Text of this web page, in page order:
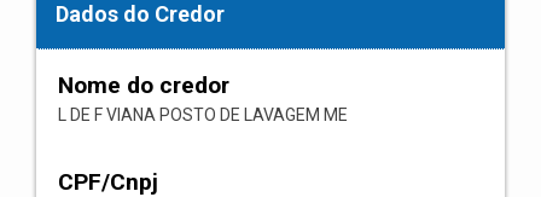
Dados do Credor
Nome do credor
L DE F VIANA POSTO DE LAVAGEM ME
CPF/Cnpj